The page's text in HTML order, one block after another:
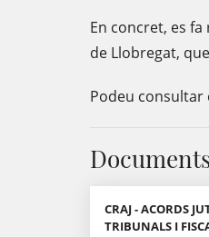
En concret, es
de Llobregat,
Podeu consultar
CRAJ - ACORDS
TRIBUNALS I